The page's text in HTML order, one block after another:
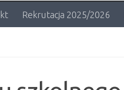
Rekrutacja 2025/2026